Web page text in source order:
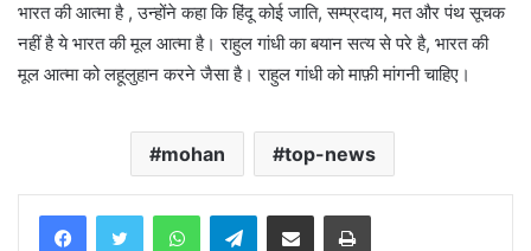
भारत की आत्मा है , उन्होंने कहा कि हिंदू कोई जाति, सम्प्रदाय, मत और पंथ सूचक
नहीं है ये भारत की मूल आत्मा है। राहुल गांधी का बयान सत्य से परे है, भारत की
मूल आत्मा को लहूलुहान करने जैसा है। राहुल गांधी को माफ़ी मांगनी चाहिए।
mohan top-news
WhatsAppTelegramShare via Email Print